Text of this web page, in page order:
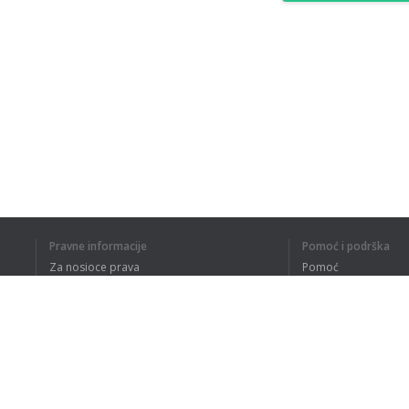
Pravne informacije
Za nosioce prava
Pomoć i podrška
Pomoć